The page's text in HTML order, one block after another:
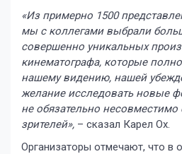
«Из примерно 1500
мы с коллегами выбрали
совершенно уникальных
кинематографа, которые
нашему видению, нашей
желание исследовать новые
не обязательно несовместимо
зрителей», – сказал Карел Ох.
Организаторы отмечают, что в